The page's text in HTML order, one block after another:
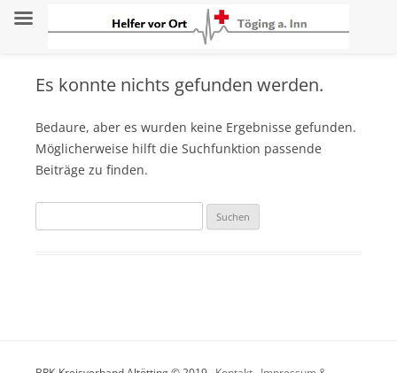
Es konnte nichts gefunden werden.
Bedaure, aber es wurden keine Ergebnisse gefunden.
Möglicherweise hilft die Suchfunktion passende
Beiträge zu finden.
nach: